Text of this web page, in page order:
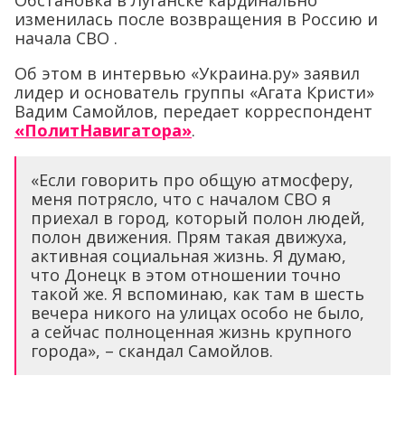
изменилась после возвращения в Россию и
начала СВО .
Об этом в интервью «Украина.ру» заявил
лидер и основатель группы «Агата Кристи»
Вадим Самойлов, передает корреспондент
«ПолитНавигатора».
«Если говорить про общую атмосферу,
меня потрясло, что с началом СВО я
приехал в город, который полон людей,
полон движения. Прям такая движуха,
активная социальная жизнь. Я думаю,
что Донецк в этом отношении точно
такой же. Я вспоминаю, как там в шесть
вечера никого на улицах особо не было,
а сейчас полноценная жизнь крупного
города», – скандал Самойлов.